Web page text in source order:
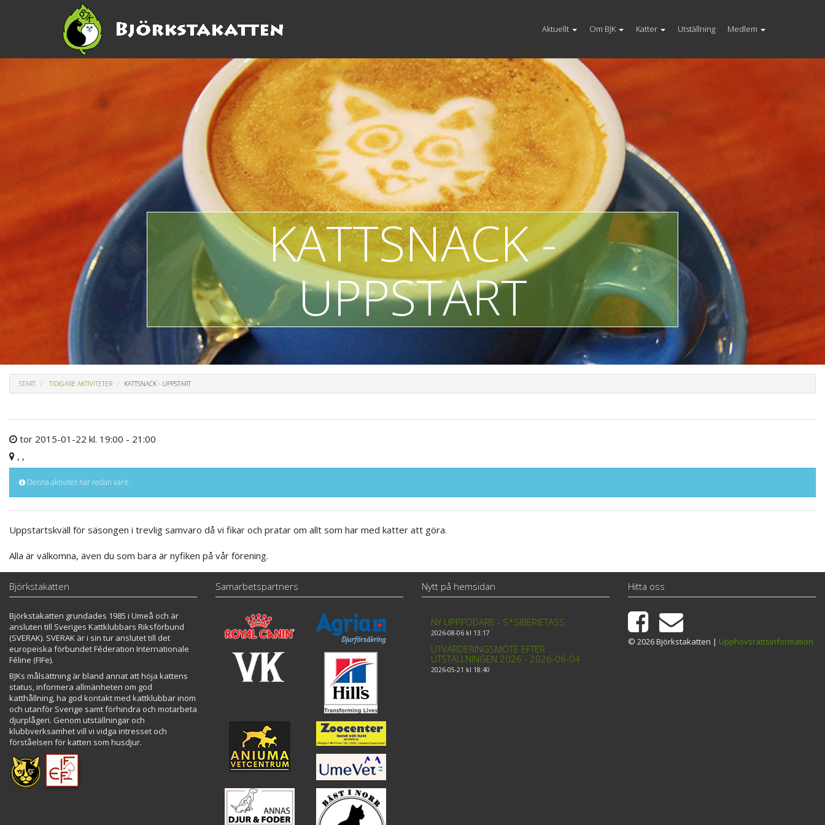
Aktuellt Om BJK Katter Utställning Medlem
KATTSNACK -
UPPSTART
START TIDIGARE AKTIVITETER KATTSNACK - UPPSTART
tor 2015-01-22 kl. 19:00 - 21:00
, ,
Denna aktivitet har redan varit.
Uppstartskväll för säsongen i trevlig samvaro då vi fikar och pratar om allt som har med katter att göra.
Alla är välkomna, även du som bara är nyfiken på vår förening.
Björkstakatten
Björkstakatten grundades 1985 i Umeå och är
ansluten till Sveriges Kattklubbars Riksförbund
(SVERAK). SVERAK är i sin tur anslutet till det
europeiska förbundet Féderation Internationale
Féline (FIFe).
BJKs målsättning är bland annat att höja kattens
status, informera allmänheten om god
katthållning, ha god kontakt med kattklubbar inom
och utanför Sverige samt förhindra och motarbeta
djurplågeri. Genom utställningar och
klubbverksamhet vill vi vidga intresset och
förståelsen för katten som husdjur.
Samarbetspartners Nytt på hemsidan
NY UPPFÖDARE - S*SIBERIETASS
2026-08-06 kl 13:17
UTVÄRDERINGSMÖTE EFTER
UTSTÄLLNINGEN 2026 - 2026-06-04
2026-05-21 kl 18:40
Hitta oss
© 2026 Björkstakatten | Upphovsrättsinformation